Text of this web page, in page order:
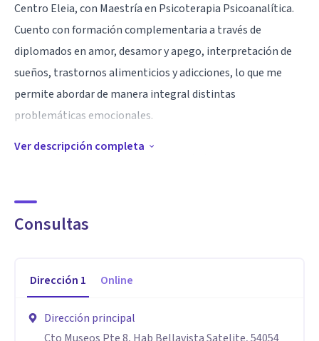
Centro Eleia, con Maestría en Psicoterapia Psicoanalítica.
Cuento con formación complementaria a través de
diplomados en amor, desamor y apego, interpretación de
sueños, trastornos alimenticios y adicciones, lo que me
permite abordar de manera integral distintas
problemáticas emocionales.
dificultades en las relaciones interpersonales. Trabajo
especialmente con personas que buscan comprender lo que
mismas y con los demás.
Especialidad
Ver descripción completa
Consultas
Dirección 1 Online
Dirección principal